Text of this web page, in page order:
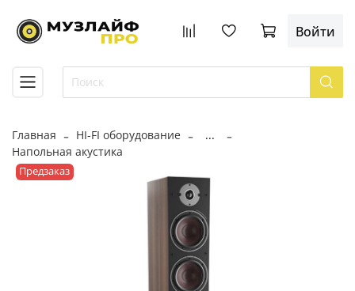
Войти
Главная HI-FI оборудование
...
Напольная акустика
Предзаказ